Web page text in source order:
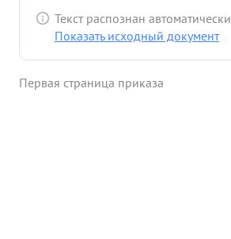
Текст распознан автоматически
Показать исходный документ
Первая страница приказа